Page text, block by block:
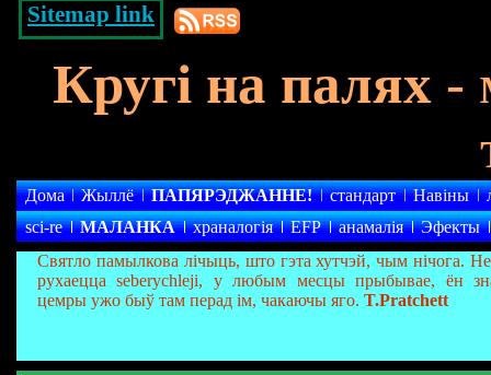
Sitemap link
Кругі на палях -
Дома
sci-re
МАЛАНКА храналогія EFP анамалія Эфекты
Жыллё ПАПЯРЭДЖАННЕ! стандарт Навіны
Святло памылкова лічыць, што гэта хутчэй, чым нічога.
рухаецца seberychleji, у любым месцы прыбывае, ён
цемры ужо быў там перад ім, чакаючы яго. T.Pratchett